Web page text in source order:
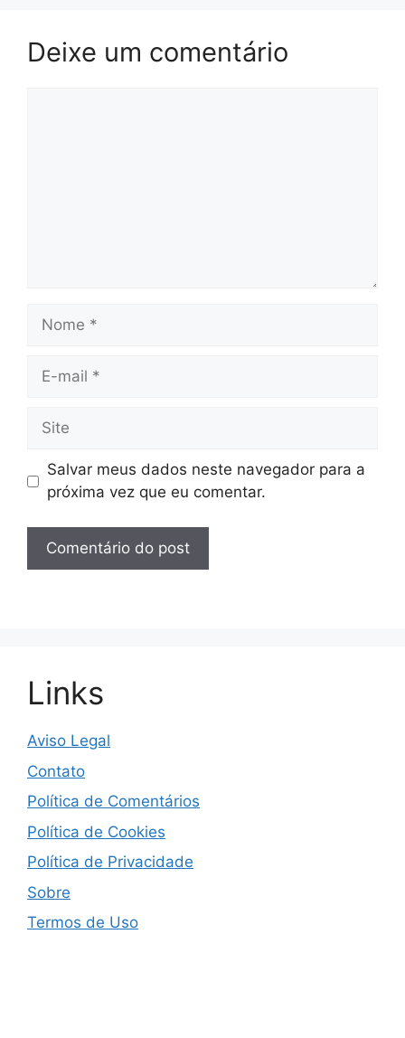
Deixe um comentário
Nome
Site
Salvar meus dados neste navegador para a
próxima vez que eu comentar.
Links
Aviso Legal
Contato
Política de Comentários
Política de Cookies
Política de Privacidade
Sobre
Termos de Uso